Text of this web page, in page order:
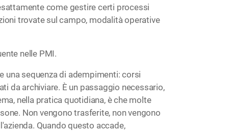
come gestire certi processi
trovate sul campo, modalità operative
nelle PMI.
una sequenza di adempimenti: corsi
da archiviare. È un passaggio necessario,
nella pratica quotidiana, è che molte
Non vengono trasferite, non vengono
Quando questo accade,